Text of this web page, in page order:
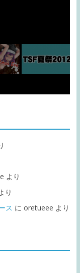
より
り
ス に oretueee より